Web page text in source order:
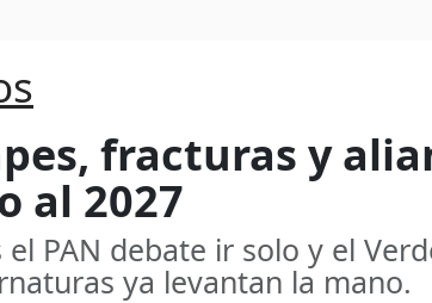
fracturas y
al 2027
PAN debate ir solo y el
ya levantan la mano.